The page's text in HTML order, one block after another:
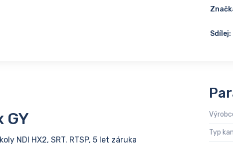
Sdílej:
GY
NDI HX2, SRT. RTSP, 5 let záruka
Typ